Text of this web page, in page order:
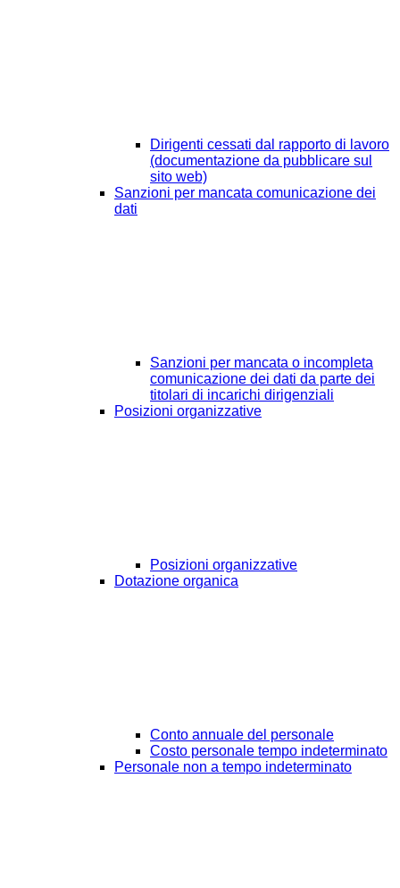
Dirigenti cessati dal rapporto di lavoro
(documentazione da pubblicare sul
sito web)
Sanzioni per mancata comunicazione dei
dati
Sanzioni per mancata o incompleta
comunicazione dei dati da parte dei
titolari di incarichi dirigenziali
Posizioni organizzative
Posizioni organizzative
Dotazione organica
Conto annuale del personale
Costo personale tempo indeterminato
Personale non a tempo indeterminato